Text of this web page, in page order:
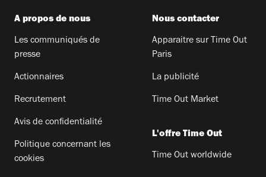
A propos de nous
Les communiqués de
presse
Actionnaires
Recrutement
Avis de confidentialité
Politique concernant les
cookies
Nous contacter
Apparaitre sur Time Out
Paris
La publicité
Time Out Market
L'offre Time Out
Time Out worldwide